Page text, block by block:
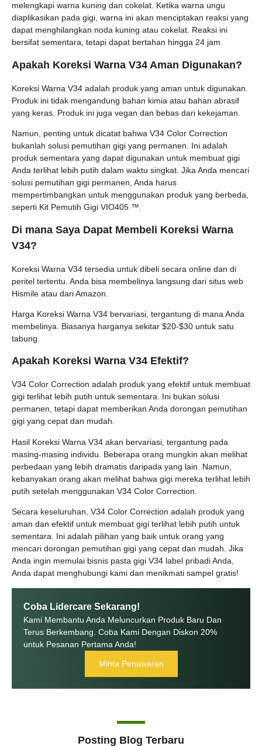
melengkapi warna kuning dan cokelat. Ketika warna ungu
diaplikasikan pada gigi, warna ini akan menciptakan reaksi yang
dapat menghilangkan noda kuning atau cokelat. Reaksi ini
bersifat sementara, tetapi dapat bertahan hingga 24 jam.
Apakah Koreksi Warna V34 Aman Digunakan?
Koreksi Warna V34 adalah produk yang aman untuk digunakan.
Produk ini tidak mengandung bahan kimia atau bahan abrasif
yang keras. Produk ini juga vegan dan bebas dari kekejaman.
Namun, penting untuk dicatat bahwa V34 Color Correction
bukanlah solusi pemutihan gigi yang permanen. Ini adalah
produk sementara yang dapat digunakan untuk membuat gigi
Anda terlihat lebih putih dalam waktu singkat. Jika Anda mencari
solusi pemutihan gigi permanen, Anda harus
mempertimbangkan untuk menggunakan produk yang berbeda,
seperti Kit Pemutih Gigi VIO405 ™.
Di mana Saya Dapat Membeli Koreksi Warna
V34?
Koreksi Warna V34 tersedia untuk dibeli secara online dan di
peritel tertentu. Anda bisa membelinya langsung dari situs web
Hismile atau dari Amazon.
Harga Koreksi Warna V34 bervariasi, tergantung di mana Anda
membelinya. Biasanya harganya sekitar $20-$30 untuk satu
tabung.
Apakah Koreksi Warna V34 Efektif?
V34 Color Correction adalah produk yang efektif untuk membuat
gigi terlihat lebih putih untuk sementara. Ini bukan solusi
permanen, tetapi dapat memberikan Anda dorongan pemutihan
gigi yang cepat dan mudah.
Hasil Koreksi Warna V34 akan bervariasi, tergantung pada
masing-masing individu. Beberapa orang mungkin akan melihat
perbedaan yang lebih dramatis daripada yang lain. Namun,
kebanyakan orang akan melihat bahwa gigi mereka terlihat lebih
putih setelah menggunakan V34 Color Correction.
Secara keseluruhan, V34 Color Correction adalah produk yang
aman dan efektif untuk membuat gigi terlihat lebih putih untuk
sementara. Ini adalah pilihan yang baik untuk orang yang
mencari dorongan pemutihan gigi yang cepat dan mudah. Jika
Anda ingin memulai bisnis pasta gigi V34 label pribadi Anda,
Anda dapat menghubungi kami dan menikmati sampel gratis!
Coba Lidercare Sekarang!
Kami Membantu Anda Meluncurkan Produk Baru Dan
Terus Berkembang. Coba Kami Dengan Diskon 20%
untuk Pesanan Pertama Anda!
Minta Penawaran
Posting Blog Terbaru